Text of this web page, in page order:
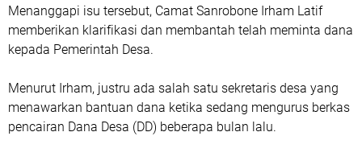
Menanggapi isu tersebut, Camat Sanrobone Irham Latif
memberikan klarifikasi dan membantah telah meminta dana
kepada Pemerintah Desa.
Menurut Irham, justru ada salah satu sekretaris desa yang
menawarkan bantuan dana ketika sedang mengurus berkas
pencairan Dana Desa (DD) beberapa bulan lalu.